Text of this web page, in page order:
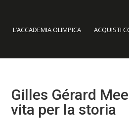
L’ACCADEMIA OLIMPICA ACQUISTI
Gilles Gérard
vita per la storia